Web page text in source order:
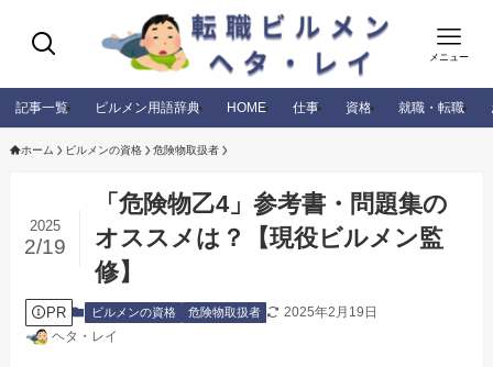
メニュー
記事一覧 ビルメン用語辞典 HOME 仕事 資格 就職・転職
ホーム ビルメンの資格 危険物取扱者
「危険物乙4」参考書・問題集の
オススメは？【現役ビルメン監
修】
2025
2/19
PR ビルメンの資格 危険物取扱者
2025年2月19日
ヘタ・レイ